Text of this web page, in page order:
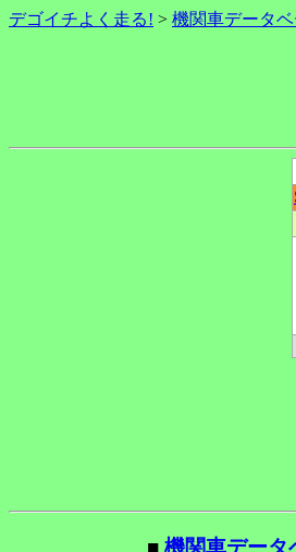
デゴイチよく走る! > 機関車データベ
■ 機関車データ